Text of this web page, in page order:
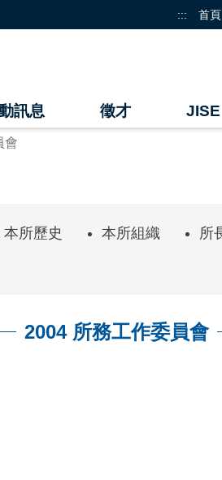
::: 首頁
訊息 徵才 JISE
會
本所歷史 本所組織 所
2004 所務工作委員會